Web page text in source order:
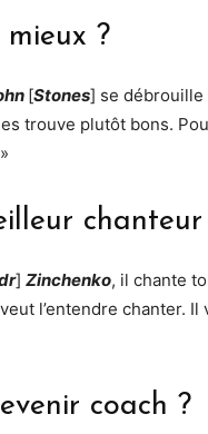
?
[Stones] se débrouille
trouve plutôt bons.
chanteur
] Zinchenko, il chante
l’entendre chanter.
coach ?